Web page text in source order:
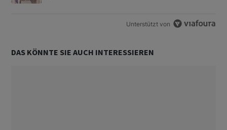
Unterstützt von
DAS KÖNNTE SIE AUCH INTERESSIEREN